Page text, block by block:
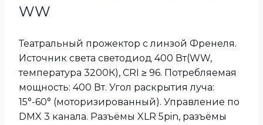
WW
Театральный прожектор с линзой Френеля.
Источник света светодиод 400 Вт(WW,
температура 3200К), CRI ≥ 96. Потребляемая
мощность: 400 Вт. Угол раскрытия луча:
15°-60° (моторизированный). Управление по
DMX 3 канала. Разъёмы XLR 5pin, разъёмы